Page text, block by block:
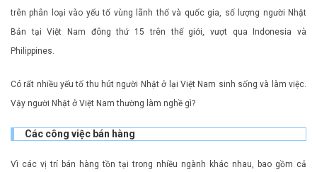
trên phân loại vào yếu tố vùng lãnh thổ và quốc gia, số lượng người Nhật
Bản tại Việt Nam đông thứ 15 trên thế giới, vượt qua Indonesia và
Philippines.
Có rất nhiều yếu tố thu hút người Nhật ở lại Việt Nam sinh sống và làm việc.
Vậy người Nhật ở Việt Nam thường làm nghề gì?
Các công việc bán hàng
Vì các vị trí bán hàng tồn tại trong nhiều ngành khác nhau, bao gồm cả